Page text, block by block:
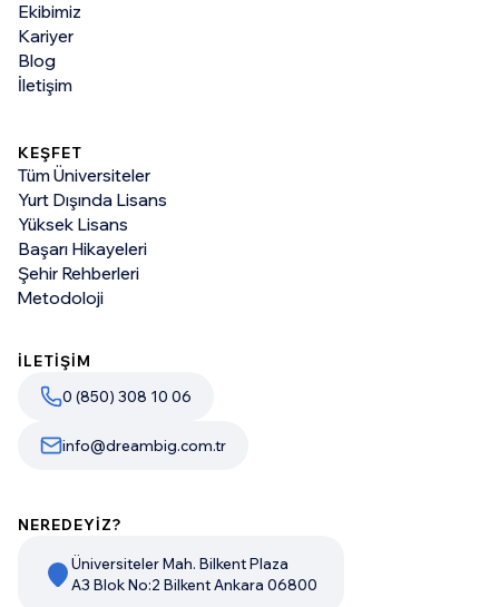
Ekibimiz
Kariyer
Blog
İletişim
KEŞFET
Tüm Üniversiteler
Yurt Dışında Lisans
Yüksek Lisans
Başarı Hikayeleri
Şehir Rehberleri
Metodoloji
İLETİŞİM
0 (850) 308 10 06
info@dreambig.com.tr
NEREDEYİZ?
Üniversiteler Mah. Bilkent Plaza
A3 Blok No:2 Bilkent Ankara 06800